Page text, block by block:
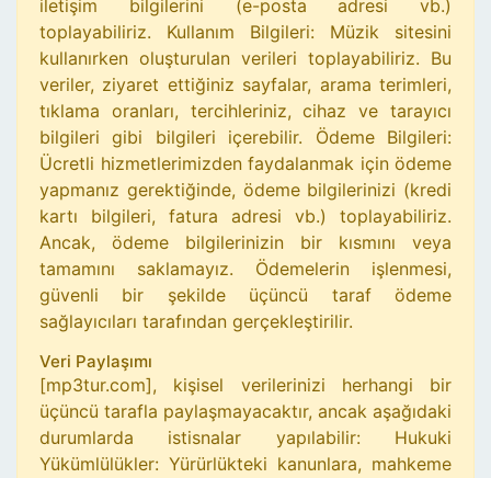
iletişim bilgilerini (e-posta adresi vb.)
toplayabiliriz. Kullanım Bilgileri: Müzik sitesini
kullanırken oluşturulan verileri toplayabiliriz. Bu
veriler, ziyaret ettiğiniz sayfalar, arama terimleri,
tıklama oranları, tercihleriniz, cihaz ve tarayıcı
bilgileri gibi bilgileri içerebilir. Ödeme Bilgileri:
Ücretli hizmetlerimizden faydalanmak için ödeme
yapmanız gerektiğinde, ödeme bilgilerinizi (kredi
kartı bilgileri, fatura adresi vb.) toplayabiliriz.
Ancak, ödeme bilgilerinizin bir kısmını veya
tamamını saklamayız. Ödemelerin işlenmesi,
güvenli bir şekilde üçüncü taraf ödeme
sağlayıcıları tarafından gerçekleştirilir.
Veri Paylaşımı
[mp3tur.com], kişisel verilerinizi herhangi bir
üçüncü tarafla paylaşmayacaktır, ancak aşağıdaki
durumlarda istisnalar yapılabilir: Hukuki
Yükümlülükler: Yürürlükteki kanunlara, mahkeme